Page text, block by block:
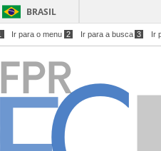
BRASIL
Ir para o menu 2 Ir para a busca 3 Ir